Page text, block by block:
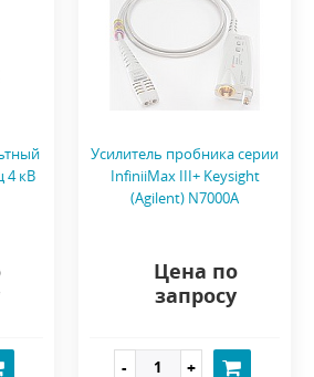
4 кВ
Усилитель пробника серии
InfiniiMax III+ Keysight
(Agilent) N7000A
Цена по
запросу